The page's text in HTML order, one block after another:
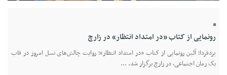
رونمایی از کتاب «در امتداد انتظار» در زارچ
یزدفردا؛ آئین رونمایی از کتاب «در امتداد انتظار»؛ روایت چالش‌های نسل امروز در قاب
یک رمان اجتماعی، در زارچ برگزار شد. ...